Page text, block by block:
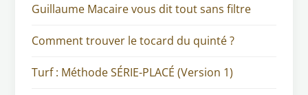
Guillaume Macaire vous dit tout sans filtre
Comment trouver le tocard du quinté ?
Turf : Méthode SÉRIE-PLACÉ (Version 1)